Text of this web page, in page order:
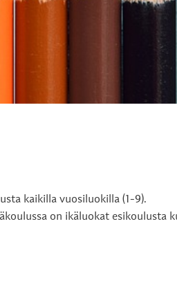
kaikilla vuosiluokilla (1-9).
on ikäluokat esikoulusta